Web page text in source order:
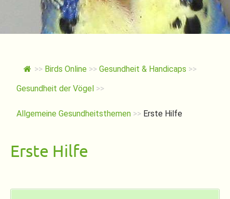
>> Birds Online >> Gesundheit & Handicaps >>
Gesundheit der Vögel >>
Allgemeine Gesundheitsthemen >> Erste Hilfe
Erste Hilfe